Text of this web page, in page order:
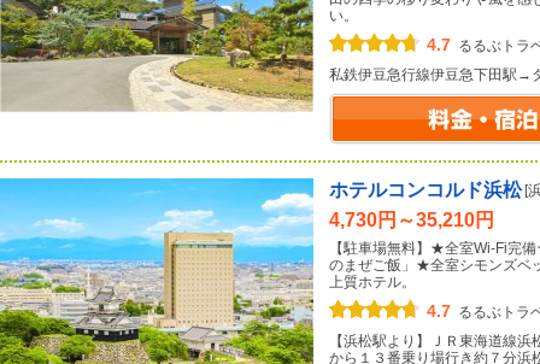
い。
4.7 るるぶトラ
私鉄伊豆急行線伊豆急下田駅→
ホテルコンコルド浜松 [
4,730円～35,210円
【駐車場無料】★全室Wi-Fi完
のまぜご飯」★全室シモンズベ
上質ホテル。
4.7 るるぶトラ
【浜松駅より】ＪＲ東海道線
から１３番乗り場行き約７分